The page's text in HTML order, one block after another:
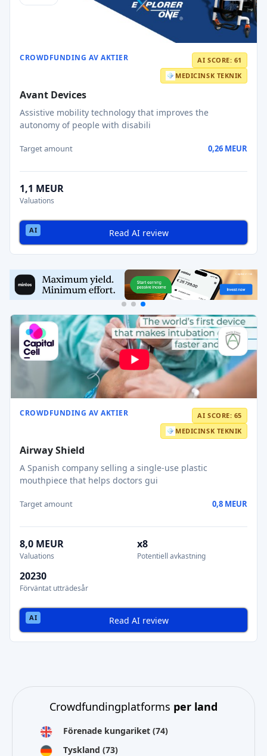
CROWDFUNDING AV AKTIER
AI SCORE: 61
MEDICINSK TEKNIK
Avant Devices
Assistive mobility technology that improves the
autonomy of people with disabili
Target amount 0,26 MEUR
1,1 MEUR
Valuations
Read AI review
CROWDFUNDING AV AKTIER
AI SCORE: 65
MEDICINSK TEKNIK
Airway Shield
A Spanish company selling a single-use plastic
mouthpiece that helps doctors gui
Target amount 0,8 MEUR
8,0 MEUR
Valuations
x8
Potentiell avkastning
20230
Förväntat utträdesår
Read AI review
Crowdfundingplatforms per land
Förenade kungariket (74)
Tyskland (73)